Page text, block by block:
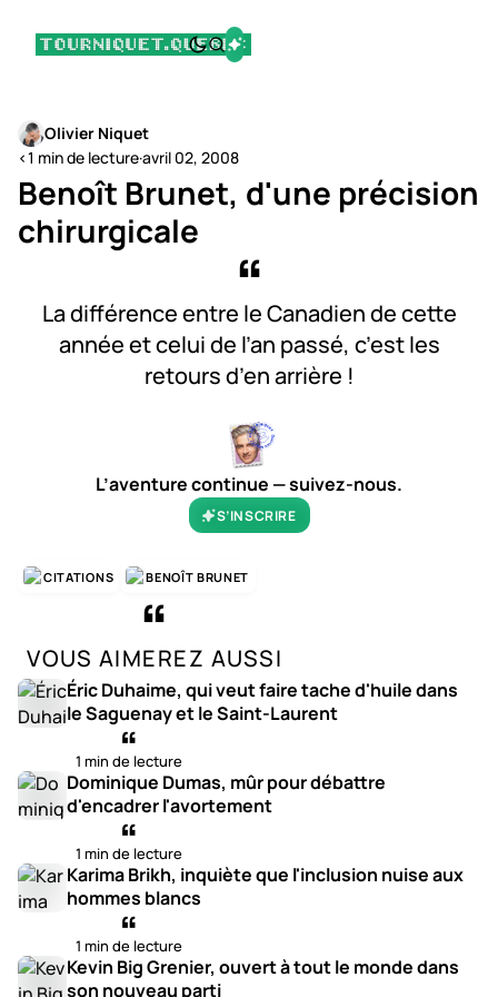
Olivier Niquet
<1 min de lecture·avril 02, 2008
Benoît Brunet, d'une précision
chirurgicale
La différence entre le Canadien de cette
année et celui de l’an passé, c’est les
retours d’en arrière !
L’aventure continue — suivez-nous.
S’INSCRIRE
CITATIONS BENOÎT BRUNET
VOUS AIMEREZ AUSSI
Éric Duhaime, qui veut faire tache d'huile dans
le Saguenay et le Saint-Laurent
1 min de lecture
Dominique Dumas, mûr pour débattre
d'encadrer l'avortement
1 min de lecture
Karima Brikh, inquiète que l'inclusion nuise aux
hommes blancs
1 min de lecture
Kevin Big Grenier, ouvert à tout le monde dans
son nouveau parti